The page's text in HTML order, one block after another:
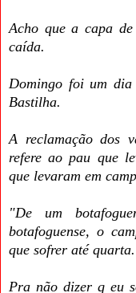
Acho que a capa
caída.
Domingo foi um
Bastilha.
A reclamação dos
refere ao pau que
que levaram em
"De um
botafoguense, o
que sofrer até
Pra não dizer q eu